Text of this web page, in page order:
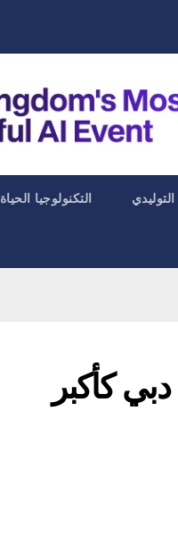
التكنولوجيا الحياة
ينطلق في دبي كأكبر